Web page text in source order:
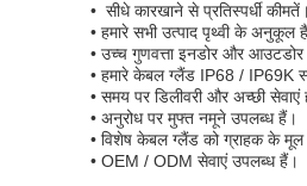
• सीधे कारखाने से प्रतिस्पर्धी कीमतें।
• हमारे सभी उत्पाद पृथ्वी के अनुकूल
• उच्च गुणवत्ता इनडोर और
• हमारे केबल ग्लैंड IP68 / IP69K
• समय पर डिलीवरी और अच्छी सेवाएं
• अनुरोध पर मुफ्त नमूने उपलब्ध हैं।
• विशेष केबल ग्लैंड को ग्राहक के मूल
• OEM / ODM सेवाएं उपलब्ध हैं।